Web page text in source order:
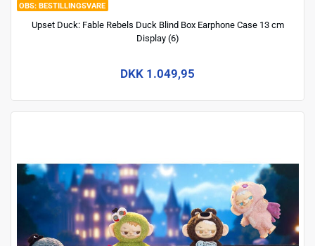
BESTILLINGSVARE
Upset Duck: Fable Rebels Duck Blind Box Earphone Case 13 cm
Display (6)
DKK 1.049,95